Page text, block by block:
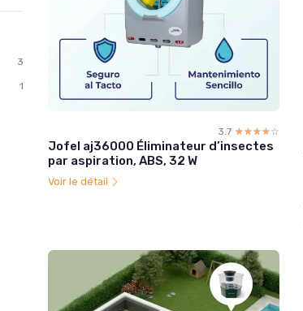
3
1
3.7 ☆☆☆☆☆
★★★★★
Jofel aj36000 Éliminateur d’insectes
par aspiration, ABS, 32 W
Voir le détail